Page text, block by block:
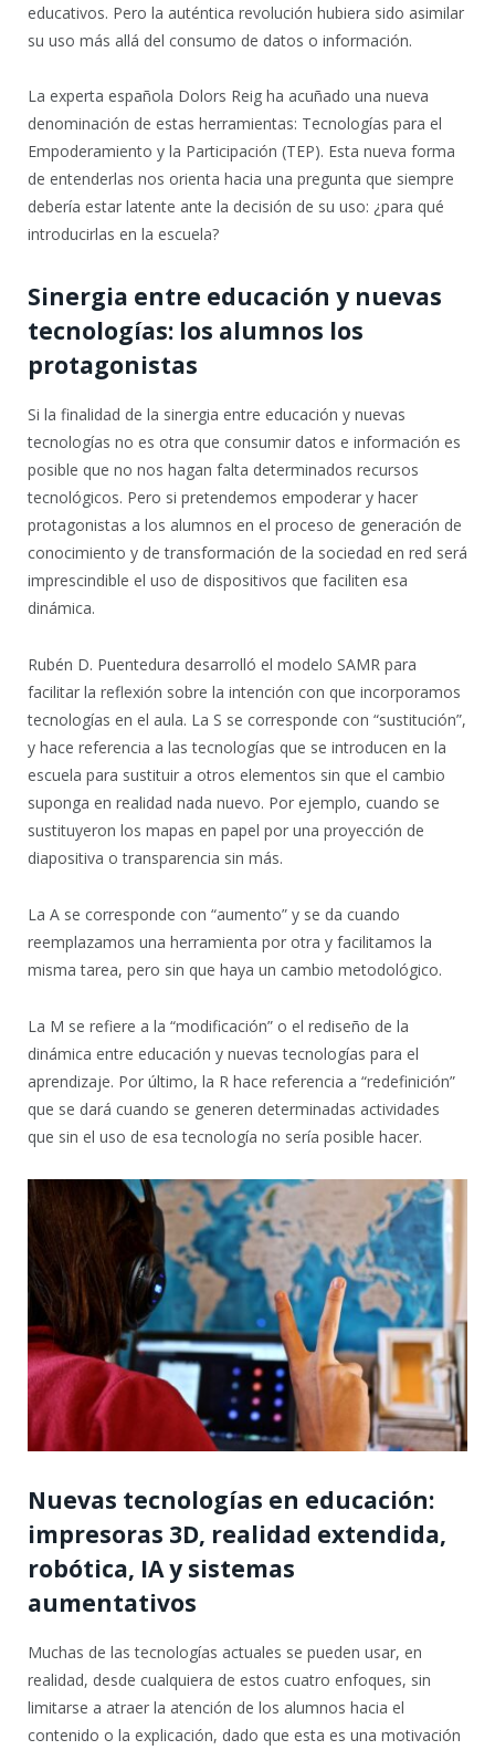
educativos. Pero la auténtica revolución hubiera sido asimilar
su uso más allá del consumo de datos o información.
La experta española Dolors Reig ha acuñado una nueva
denominación de estas herramientas: Tecnologías para el
Empoderamiento y la Participación (TEP). Esta nueva forma
de entenderlas nos orienta hacia una pregunta que siempre
debería estar latente ante la decisión de su uso: ¿para qué
introducirlas en la escuela?
Sinergia entre educación y nuevas
tecnologías: los alumnos los
protagonistas
Si la finalidad de la sinergia entre educación y nuevas
tecnologías no es otra que consumir datos e información es
posible que no nos hagan falta determinados recursos
tecnológicos. Pero si pretendemos empoderar y hacer
protagonistas a los alumnos en el proceso de generación de
conocimiento y de transformación de la sociedad en red será
imprescindible el uso de dispositivos que faciliten esa
dinámica.
Rubén D. Puentedura desarrolló el modelo SAMR para
facilitar la reflexión sobre la intención con que incorporamos
tecnologías en el aula. La S se corresponde con “sustitución”,
y hace referencia a las tecnologías que se introducen en la
escuela para sustituir a otros elementos sin que el cambio
suponga en realidad nada nuevo. Por ejemplo, cuando se
sustituyeron los mapas en papel por una proyección de
diapositiva o transparencia sin más.
La A se corresponde con “aumento” y se da cuando
reemplazamos una herramienta por otra y facilitamos la
misma tarea, pero sin que haya un cambio metodológico.
La M se refiere a la “modificación” o el rediseño de la
dinámica entre educación y nuevas tecnologías para el
aprendizaje. Por último, la R hace referencia a “redefinición”
que se dará cuando se generen determinadas actividades
que sin el uso de esa tecnología no sería posible hacer.
Nuevas tecnologías en educación:
impresoras 3D, realidad extendida,
robótica, IA y sistemas
aumentativos
Muchas de las tecnologías actuales se pueden usar, en
realidad, desde cualquiera de estos cuatro enfoques, sin
limitarse a atraer la atención de los alumnos hacia el
contenido o la explicación, dado que esta es una motivación